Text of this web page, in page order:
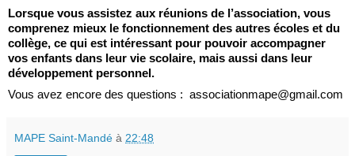
Lorsque vous assistez aux réunions de l’association, vous
comprenez mieux le fonctionnement des autres écoles et du
collège, ce qui est intéressant pour pouvoir accompagner
vos enfants dans leur vie scolaire, mais aussi dans leur
développement personnel.
Vous avez encore des questions :  associationmape@gmail.com
MAPE Saint-Mandé à 22:48